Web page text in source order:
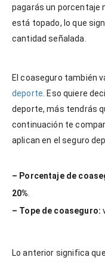
pagarás un porcentaje
está topado, lo que
cantidad señalada.
El coaseguro también
deporte . Eso quiere
deporte, más tendrás
continuación te
aplican en el seguro
– Porcentaje de
20%
– Tope de coaseguro:
Lo anterior significa